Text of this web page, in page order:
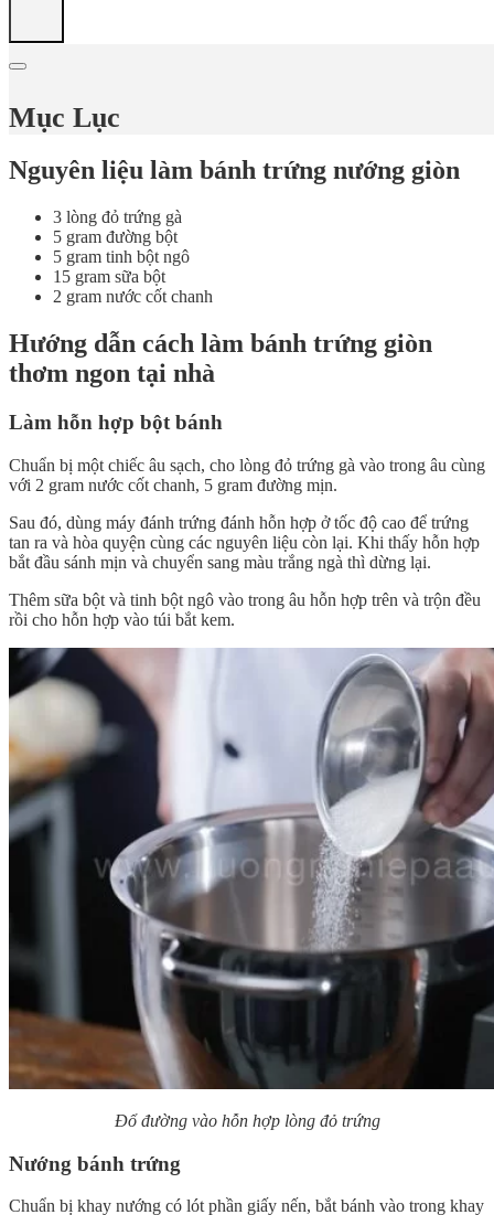
Mục Lục
Nguyên liệu làm bánh trứng nướng giòn
3 lòng đỏ trứng gà
5 gram đường bột
5 gram tinh bột ngô
15 gram sữa bột
2 gram nước cốt chanh
Hướng dẫn cách làm bánh trứng giòn
thơm ngon tại nhà
Làm hỗn hợp bột bánh
Chuẩn bị một chiếc âu sạch, cho lòng đỏ trứng gà vào trong âu cùng
với 2 gram nước cốt chanh, 5 gram đường mịn.
Sau đó, dùng máy đánh trứng đánh hỗn hợp ở tốc độ cao để trứng
tan ra và hòa quyện cùng các nguyên liệu còn lại. Khi thấy hỗn hợp
bắt đầu sánh mịn và chuyển sang màu trắng ngà thì dừng lại.
Thêm sữa bột và tinh bột ngô vào trong âu hỗn hợp trên và trộn đều
rồi cho hỗn hợp vào túi bắt kem.
Đổ đường vào hỗn hợp lòng đỏ trứng
Nướng bánh trứng
Chuẩn bị khay nướng có lót phần giấy nến, bắt bánh vào trong khay